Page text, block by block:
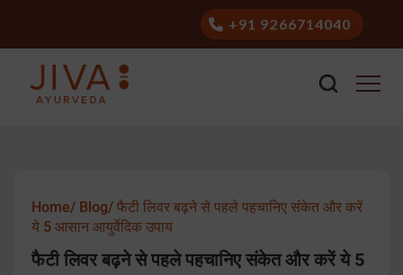
+91 9266714040
Home/ Blog/ फैटी लिवर बढ़ने से पहले पहचानिए संकेत और करें
ये 5 आसान आयुर्वेदिक उपाय
फैटी लिवर बढ़ने से पहले पहचानिए संकेत और करें ये 5